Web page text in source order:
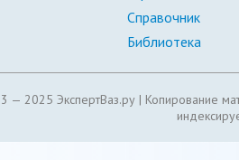
Справочник
Библиотека
— 2025 ЭкспертВаз.ру | Копирование